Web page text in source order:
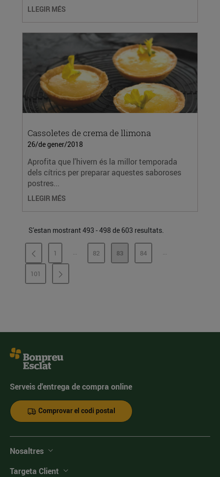
LLEGIR MÉS
Cassoletes de crema de llimona
26/de gener/2018
Aprofita que l'hivern és la millor temporada
dels cítrics per preparar aquestes saboroses
postres...
LLEGIR MÉS
S'estan mostrant 493 - 498 de 603 resultats.
PÀGINA
1 ...PÀGINES INTERMÈDIES
PÀGINA
82 PÀGINA
83 PÀGINA
84 ...PÀGINES
PÀGINA
101
Serveis d'entrega de compra online
Comprovar el codi postal
Nosaltres
Targeta Client